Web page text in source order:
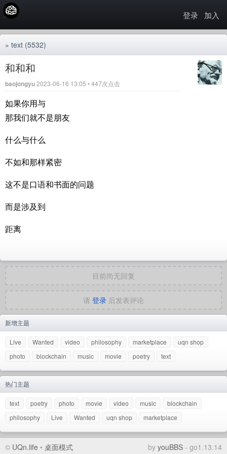
登录 加入
» text (5532)
和和和
baojongyu2023-06-16 13:05 • 447次点击
如果你用与
那我们就不是朋友
什么与什么
不如和那样紧密
这不是口语和书面的问题
而是涉及到
距离
目前尚无回复
请 登录 后发表评论
新增主题
Live Wanted video philosophy marketplace
uqn shop
photo
blockchain music movie poetry text
热门主题
text poetry photo movie video music
blockchain
philosophy
Live Wanted uqn shop marketplace
© UQn.life • 桌面模式 by youBBS - go1.13.14